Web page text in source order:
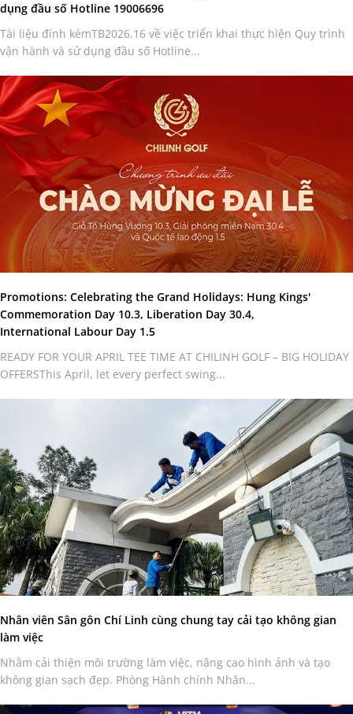
dụng đầu số Hotline 19006696
Tài liệu đính kèmTB2026.16 về việc triển khai thực hiện Quy trình
vận hành và sử dụng đầu số Hotline...
Promotions: Celebrating the Grand Holidays: Hung Kings'
Commemoration Day 10.3, Liberation Day 30.4,
International Labour Day 1.5
READY FOR YOUR APRIL TEE TIME AT CHILINH GOLF – BIG HOLIDAY
OFFERSThis April, let every perfect swing...
Nhân viên Sân gôn Chí Linh cùng chung tay cải tạo không gian
làm việc
Nhằm cải thiện môi trường làm việc, nâng cao hình ảnh và tạo
không gian sạch đẹp. Phòng Hành chính Nhân...